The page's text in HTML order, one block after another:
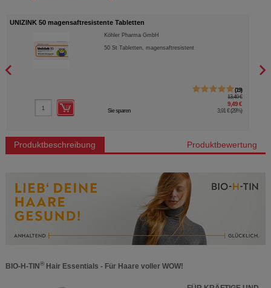
BIOTIN+ZINK+Selen f.Haut Haare & Nägel Kapseln
R(h)ein Nutrition & Health GmbH
120St Kapseln
43,99 €
13,19 €
Sie sparen 30,80 € (
Produktbeschreibung Produktbewertung
BIO-H-TIN®Hair Essentials - Für Haare voller WOW!